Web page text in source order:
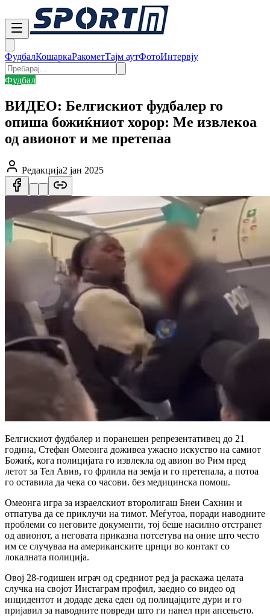
ФудбалКошаркаРакометТајм аутФотоИнтервју
Фудбал
ВИДЕО: Белгискиот фудбалер го
опиша божиќниот хорор: Ме извлекоа
од авионот и ме претепаа
Редакција2 јан 2025
Белгискиот фудбалер и поранешен репрезентативец до 21
година, Стефан Омеонга доживеа ужасно искуство на самиот
Божиќ, кога полицијата го извлекла од авион во Рим пред
летот за Тел Авив, го фрлила на земја и го претепала, а потоа
го оставила да чека со часови. без медицинска помош.
Омеонга игра за израелскиот второлигаш Бнеи Сахнин и
отпатува да се приклучи на тимот. Меѓутоа, поради наводните
проблеми со неговите документи, тој беше насилно отстранет
од авионот, а неговата приказна потсетува на оние што често
им се случуваа на американските црнци во контакт со
локалната полиција.
Овој 28-годишен играч од средниот ред ја раскажа целата
случка на својот Инстаграм профил, заедно со видео од
инцидентот и додаде дека еден од полицајците дури и го
пријавил за наводните повреди што ги нанел при апсењето.